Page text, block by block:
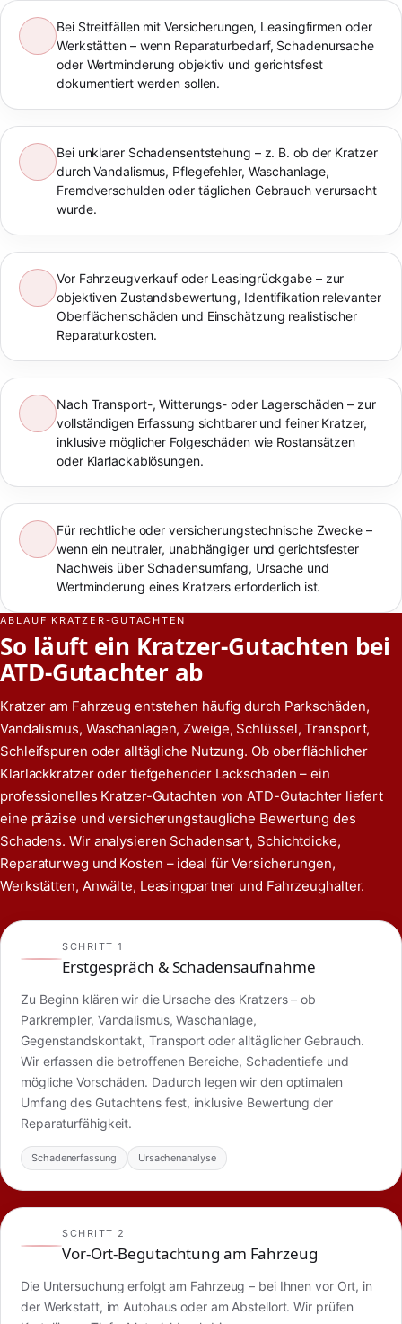
Bei Streitfällen mit Versicherungen, Leasingfirmen oder
Werkstätten – wenn Reparaturbedarf, Schadenursache
oder Wertminderung objektiv und gerichtsfest
dokumentiert werden sollen.
Bei unklarer Schadensentstehung – z. B. ob der Kratzer
durch Vandalismus, Pflegefehler, Waschanlage,
Fremdverschulden oder täglichen Gebrauch verursacht
wurde.
Vor Fahrzeugverkauf oder Leasingrückgabe – zur
objektiven Zustandsbewertung, Identifikation relevanter
Oberflächenschäden und Einschätzung realistischer
Reparaturkosten.
Nach Transport-, Witterungs- oder Lagerschäden – zur
vollständigen Erfassung sichtbarer und feiner Kratzer,
inklusive möglicher Folgeschäden wie Rostansätzen
oder Klarlackablösungen.
Für rechtliche oder versicherungstechnische Zwecke –
wenn ein neutraler, unabhängiger und gerichtsfester
Nachweis über Schadensumfang, Ursache und
Wertminderung eines Kratzers erforderlich ist.
ABLAUF KRATZER-GUTACHTEN
So läuft ein Kratzer-Gutachten bei
ATD-Gutachter ab
Kratzer am Fahrzeug entstehen häufig durch Parkschäden,
Vandalismus, Waschanlagen, Zweige, Schlüssel, Transport,
Schleifspuren oder alltägliche Nutzung. Ob oberflächlicher
Klarlackkratzer oder tiefgehender Lackschaden – ein
professionelles Kratzer-Gutachten von ATD-Gutachter liefert
eine präzise und versicherungstaugliche Bewertung des
Schadens. Wir analysieren Schadensart, Schichtdicke,
Reparaturweg und Kosten – ideal für Versicherungen,
Werkstätten, Anwälte, Leasingpartner und Fahrzeughalter.
SCHRITT 1
Erstgespräch & Schadensaufnahme
Zu Beginn klären wir die Ursache des Kratzers – ob
Parkrempler, Vandalismus, Waschanlage,
Gegenstandskontakt, Transport oder alltäglicher Gebrauch.
Wir erfassen die betroffenen Bereiche, Schadentiefe und
mögliche Vorschäden. Dadurch legen wir den optimalen
Umfang des Gutachtens fest, inklusive Bewertung der
Reparaturfähigkeit.
Schadenerfassung Ursachenanalyse
SCHRITT 2
Vor-Ort-Begutachtung am Fahrzeug
Die Untersuchung erfolgt am Fahrzeug – bei Ihnen vor Ort, in
der Werkstatt, im Autohaus oder am Abstellort. Wir prüfen